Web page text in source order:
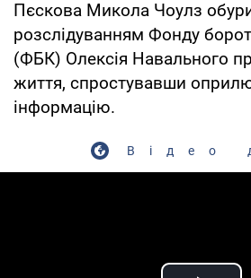
Пєскова Микола Чоулз
розслідуванням Фонду
(ФБК) Олексія Навального
життя, спростувавши
інформацію.
Відео